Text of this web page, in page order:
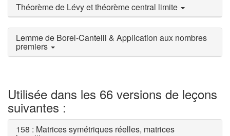
Théorème de Lévy et théorème central limite
Lemme de Borel-Cantelli & Application aux nombres
premiers
Utilisée dans les 66 versions de leçons
suivantes :
158 : Matrices symétriques réelles, matrices